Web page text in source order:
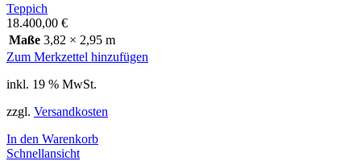
Teppich
18.400,00 €
Maße 3,82 × 2,95 m
Zum Merkzettel hinzufügen
inkl. 19 % MwSt.
zzgl. Versandkosten
In den Warenkorb
Schnellansicht